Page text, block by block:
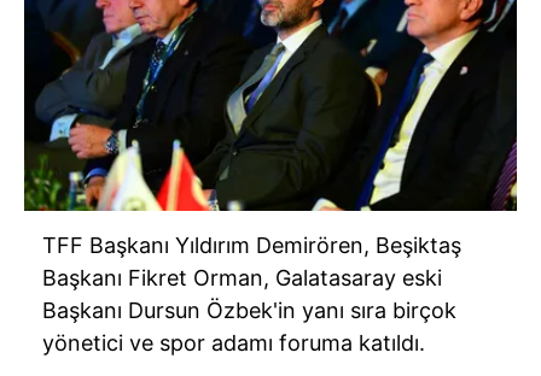
TFF Başkanı Yıldırım Demirören, Beşiktaş
Başkanı Fikret Orman, Galatasaray eski
Başkanı Dursun Özbek'in yanı sıra birçok
yönetici ve spor adamı foruma katıldı.